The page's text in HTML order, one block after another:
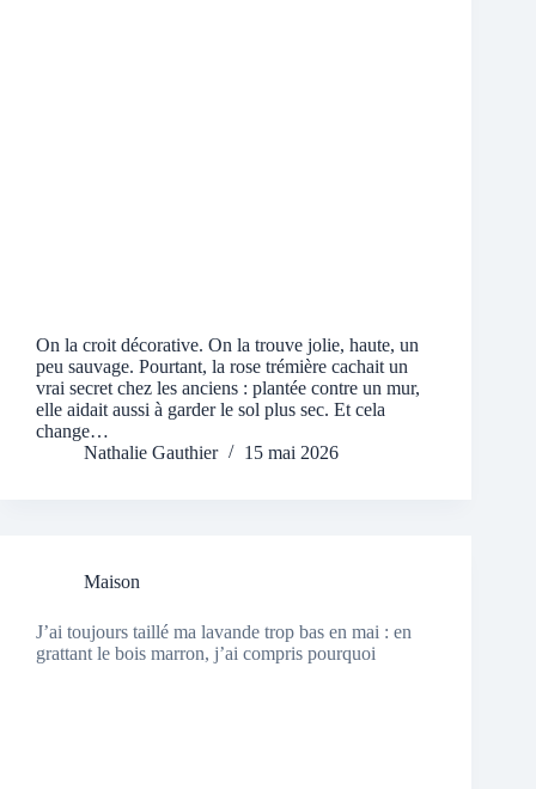
On la croit décorative. On la trouve jolie, haute, un
peu sauvage. Pourtant, la rose trémière cachait un
vrai secret chez les anciens : plantée contre un mur,
elle aidait aussi à garder le sol plus sec. Et cela
change…
Nathalie Gauthier
15 mai 2026
Maison
J’ai toujours taillé ma lavande trop bas en mai : en
grattant le bois marron, j’ai compris pourquoi